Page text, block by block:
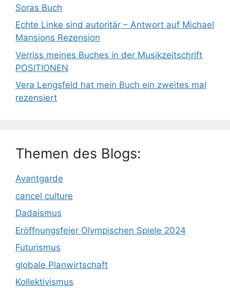
Soras Buch
Echte Linke sind autoritär – Antwort auf Michael
Mansions Rezension
Verriss meines Buches in der Musikzeitschrift
POSITIONEN
Vera Lengsfeld hat mein Buch ein zweites mal
rezensiert
Themen des Blogs:
Avantgarde
cancel culture
Dadaismus
Eröffnungsfeier Olympischen Spiele 2024
Futurismus
globale Planwirtschaft
Kollektivismus